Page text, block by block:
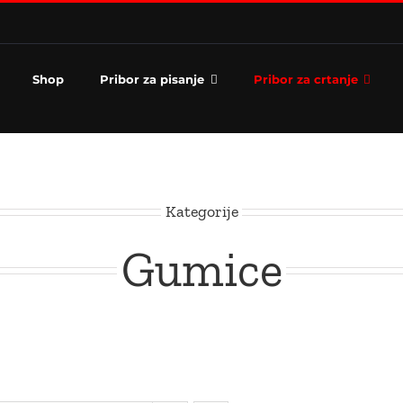
Shop Pribor za pisanje Pribor za crtanje
Kategorije
Gumice